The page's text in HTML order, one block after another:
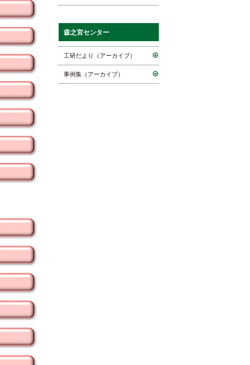
森之宮センター
工研だより（アーカイブ）
事例集（アーカイブ）